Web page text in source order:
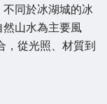
同於冰湖城的冰
山水為主要風
，從光照、材質到